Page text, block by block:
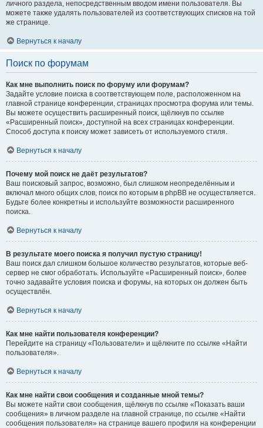
личного раздела, непосредственным вводом имени пользователя. Вы
можете также удалять пользователей из соответствующих списков на той
же странице.
Вернуться к началу
Поиск по форумам
Как мне выполнить поиск по форуму или форумам?
Задайте условие поиска в соответствующем поле, расположенном на
главной странице конференции, страницах просмотра форума или темы.
Вы можете осуществить расширенный поиск, щёлкнув по ссылке
«Расширенный поиск», доступной на всех страницах конференции.
Способ доступа к поиску может зависеть от используемого стиля.
Вернуться к началу
Почему мой поиск не даёт результатов?
Ваш поисковый запрос, возможно, был слишком неопределённым и
включал много общих слов, поиск по которым в phpBB не осуществляется.
Будьте более конкретны и используйте возможности расширенного
поиска.
Вернуться к началу
В результате моего поиска я получил пустую страницу!
Ваш поиск дал слишком большое количество результатов, которые веб-
сервер не смог обработать. Используйте «Расширенный поиск», более
точно задавайте условия поиска и форумы, на которых он должен быть
осуществлён.
Вернуться к началу
Как мне найти пользователя конференции?
Перейдите на страницу «Пользователи» и щёлкните по ссылке «Найти
пользователя».
Вернуться к началу
Как мне найти свои сообщения и созданные мной темы?
Вы можете найти свои сообщения, щёлкнув по ссылке «Показать ваши
сообщения» в личном разделе на главной странице, по ссылке «Найти
сообщения пользователя» на странице вашего профиля на конференции